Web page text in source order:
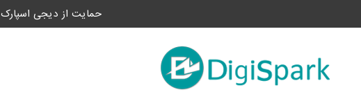
حمایت از دیجی اسپارک